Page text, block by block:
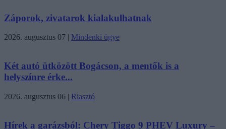
Záporok, zivatarok kialakulhatnak
2026. augusztus 07 | Mindenki ügye
Két autó ütközött Bogácson, a mentők is a
helyszínre érke...
2026. augusztus 06 | Riasztó
Hírek a garázsból: Chery Tiggo 9 PHEV Luxury –